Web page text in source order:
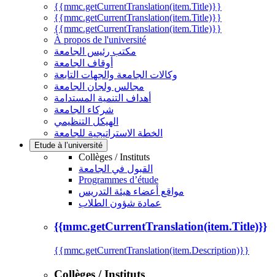
{{mmc.getCurrentTranslation(item.Title)}}
{{mmc.getCurrentTranslation(item.Title)}}
{{mmc.getCurrentTranslation(item.Title)}}
À propos de l'université
مكتب رئيس الجامعة
أوقاف الجامعة
وكالات الجامعة والجهات التابعة
مجالس ولجان الجامعة
أهداف التنمية المستدامة
شركاء الجامعة
الهيكل التنظيمي
الخطة الاستراتيجية للجامعة
Etude à l’université
Collèges / Instituts
القبول في الجامعة
Programmes d’étude
مواقع أعضاء هيئة التدريس
عمادة شؤون الطلاب
{{mmc.getCurrentTranslation(item.Title)}}
{{mmc.getCurrentTranslation(item.Description)}}
Collèges / Instituts